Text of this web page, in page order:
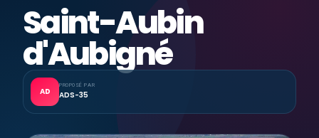
Saint-Aubin
d'Aubigné
AD
PROPOSÉ PAR
ADS-35